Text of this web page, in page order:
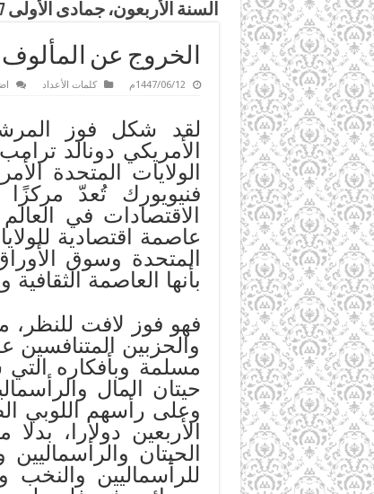
السنة الأربعون، جمادى الأولى 1447هـ الموافق تشرين الثاني 2025م
الخروج عن
1447/06/12م كلمات الأعداد
لقد شكل فوز
الأمريكي دونالد
الولايات المتحدة
فنيويورك تُعدّ مركزًا
الاقتصادات في
عاصمة اقتصادية
المتحدة وسوق
بأنها العاصمة الثقافية
فهو فوز لافت للنظر،
والحزبين
مسلمة وبأفكاره
حيتان المال
وعلى رأسهم اللوبي
الأربعين دولارا،
الحيتان
للرأسماليين